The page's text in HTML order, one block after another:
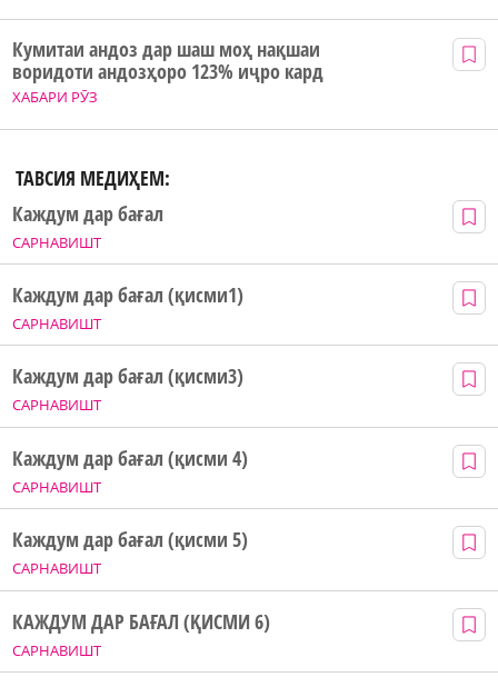
ХАБАРИ РӮЗ
Кумитаи андоз дар шаш моҳ нақшаи
воридоти андозҳоро 123% иҷро кард
ТАВСИЯ МЕДИҲЕМ:
САРНАВИШТ
Каждум дар бағал
САРНАВИШТ
Каждум дар бағал (қисми1)
САРНАВИШТ
Каждум дар бағал (қисми3)
САРНАВИШТ
Каждум дар бағал (қисми 4)
САРНАВИШТ
Каждум дар бағал (қисми 5)
САРНАВИШТ
КАЖДУМ ДАР БАҒАЛ (ҚИСМИ 6)